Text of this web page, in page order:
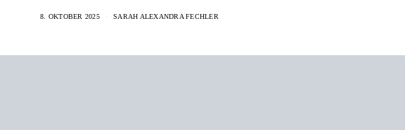
8. OKTOBER 2025 SARAH ALEXANDRA FECHLER